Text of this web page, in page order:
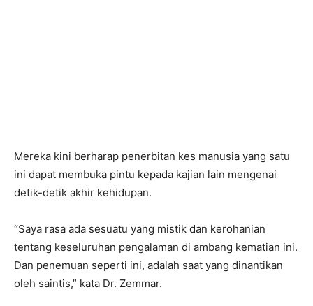
Mereka kini berharap penerbitan kes manusia yang satu
ini dapat membuka pintu kepada kajian lain mengenai
detik-detik akhir kehidupan.
“Saya rasa ada sesuatu yang mistik dan kerohanian
tentang keseluruhan pengalaman di ambang kematian ini.
Dan penemuan seperti ini, adalah saat yang dinantikan
oleh saintis,” kata Dr. Zemmar.